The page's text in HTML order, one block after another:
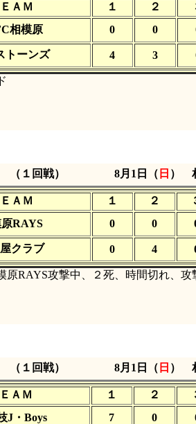
ＡＭ １ ２
相模原
0 0
トーンズ 4 3
１回戦） 8月1日（ 日 ）
ＡＭ １ ２
RAYS
0 0
クラブ 0 4
RAYS攻撃中、２死、時間切れ、攻
１回戦） 8月1日（ 日 ）
ＡＭ １ ２
J・Boys
7 0